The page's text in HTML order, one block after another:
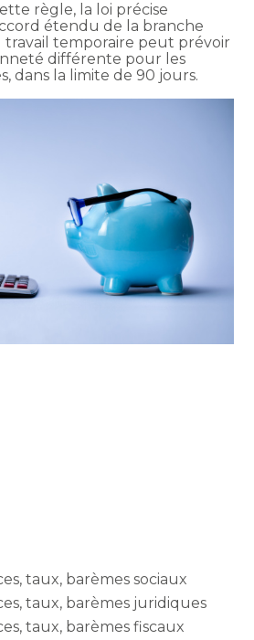
règle, la loi précise
étendu de la branche
travail temporaire peut prévoir
différente pour les
dans la limite de 90 jours.
taux, barèmes sociaux
taux, barèmes juridiques
taux, barèmes fiscaux